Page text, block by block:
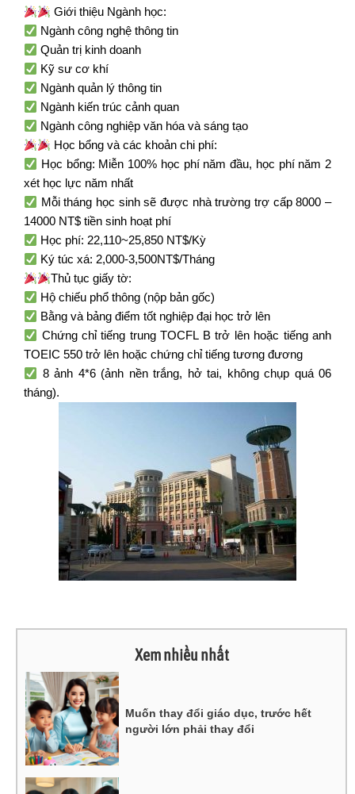
Giới thiệu Ngành học:
Ngành công nghệ thông tin
Quản trị kinh doanh
Kỹ sư cơ khí
Ngành quản lý thông tin
Ngành kiến trúc cảnh quan
Ngành công nghiệp văn hóa và sáng tạo
Học bổng và các khoản chi phí:
Học bổng: Miễn 100% học phí năm đầu, học phí năm 2
xét học lực năm nhất
Mỗi tháng học sinh sẽ được nhà trường trợ cấp 8000 –
14000 NT$ tiền sinh hoạt phí
Học phí: 22,110~25,850 NT$/Kỳ
Ký túc xá: 2,000-3,500NT$/Tháng
Thủ tục giấy tờ:
Hộ chiếu phổ thông (nộp bản gốc)
Bằng và bảng điểm tốt nghiệp đại học trở lên
Chứng chỉ tiếng trung TOCFL B trở lên hoặc tiếng anh
TOEIC 550 trở lên hoặc chứng chỉ tiếng tương đương
8 ảnh 4*6 (ảnh nền trắng, hở tai, không chụp quá 06
tháng).
Xem nhiều nhất
Muốn thay đổi giáo dục, trước hết
người lớn phải thay đổi